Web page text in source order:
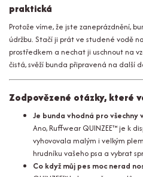
praktická
Protože víme, že jste zaneprázdnění,
údržbu. Stačí ji prát ve studené vodě
prostředkem a nechat ji uschnout na
čistá, svěží bunda připravená na další
Zodpovězené otázky, které
Je bunda vhodná pro všechny
Ano, Ruffwear QUINZEE™ je k
vyhovovala malým i velkým
hrudníku vašeho psa a vybrat
Co když můj pes moc nerad